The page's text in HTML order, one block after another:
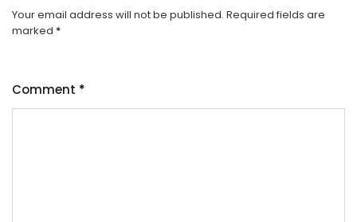
Your email address will not be published. Required fields are
marked *
Comment *